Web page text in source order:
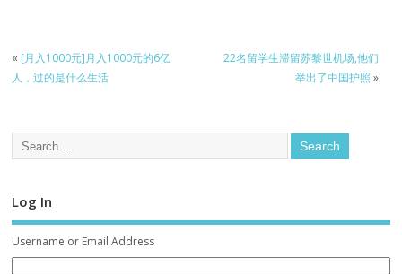
« [月入1000元]月入1000元的6亿
人，过的是什么生活
22名留学生滞留苏黎世机场,他们
举出了中国护照 »
Log In
Username or Email Address